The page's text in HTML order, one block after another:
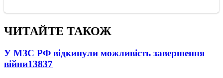
ЧИТАЙТЕ ТАКОЖ
У МЗС РФ відкинули можливість завершення
війни13837